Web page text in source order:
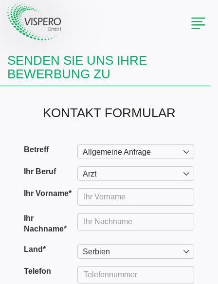
SENDEN SIE UNS IHRE
BEWERBUNG ZU
KONTAKT FORMULAR
Betreff Allgemeine Anfrage
Ihr Beruf Arzt
Ihr Vorname*
Ihr
Nachname*
Land* Serbien
Telefon